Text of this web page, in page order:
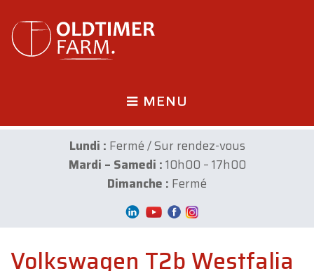
MENU
Lundi : Fermé / Sur rendez-vous
Mardi – Samedi :10h00 – 17h00
Dimanche : Fermé
Volkswagen T2b Westfalia